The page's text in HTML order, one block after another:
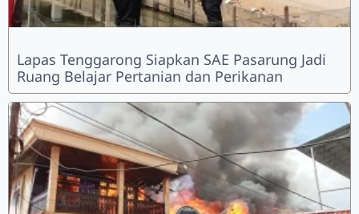
Lapas Tenggarong Siapkan SAE Pasarung Jadi
Ruang Belajar Pertanian dan Perikanan